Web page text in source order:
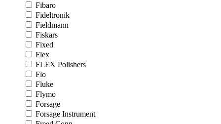
Fibaro
Fideltronik
Fieldmann
Fiskars
Fixed
Flex
FLEX Polishers
Flo
Fluke
Flymo
Forsage
Forsage Instrument